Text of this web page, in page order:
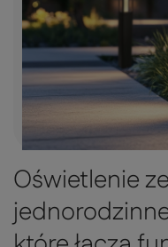
Oświetlenie